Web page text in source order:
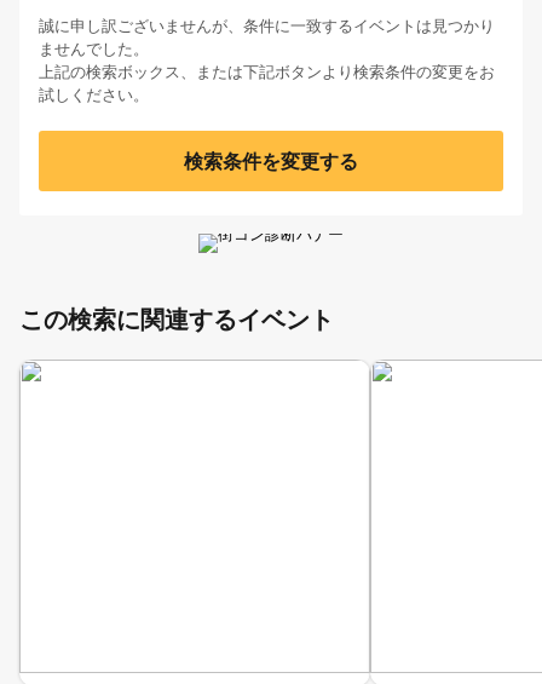
誠に申し訳ございませんが、条件に一致するイベントは見つかり
ませんでした。
上記の検索ボックス、または下記ボタンより検索条件の変更をお
試しください。
検索条件を変更する
この検索に関連するイベント